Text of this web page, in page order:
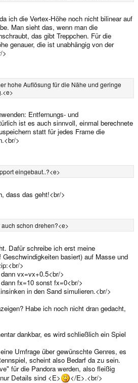
ich die Vertex-Höhe noch nicht bilinear auf
Man sieht das, wenn man die
das gibt Treppchen. Für die
genauer, die ist unabhängig von der
>
hohe Auflösung für die Nähe und geringe
Entfernungs- und
ist es auch sinnvoll, einmal berechnete
statt für jedes Frame die
>
eingebaut..?<e>
dass das geht!<br/>
schon drehen?<e>
Dafür schreibe ich erst meine
basiert) auf Masse und
>
vx=vx+0.5<br/>
fx=10 sonst fx=0<br/>
in den Sand simulieren.<br/>
Habe ich noch nicht dran gedacht,
dankbar, es wird schließlich ein Spiel
Umfrage über gewünschte Genres, es
scheint also Bedarf da zu sein.
für die Pandora werden, also fleißig
Details sind <E>
</E>.<br/>